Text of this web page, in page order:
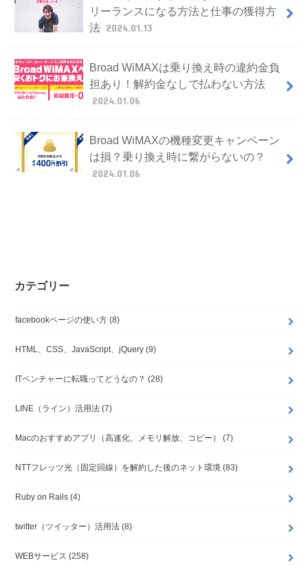
リーランスになる方法と仕事の獲得方
法 2024.01.13
Broad WiMAXは乗り換え時の違約金負
担あり！解約金なしで払わない方法
2024.01.06
Broad WiMAXの機種変更キャンペーン
は損？乗り換え時に繋がらないの？
2024.01.06
カテゴリー
facebookページの使い方 (8)
HTML、CSS、JavaScript、jQuery (9)
ITベンチャーに転職ってどうなの？ (28)
LINE（ライン）活用法 (7)
Macのおすすめアプリ（高速化、メモリ解放、コピー） (7)
NTTフレッツ光（固定回線）を解約した後のネット環境 (83)
Ruby on Rails (4)
twitter（ツイッター）活用法 (8)
WEBサービス (258)